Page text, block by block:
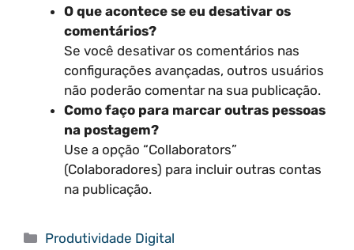
O que acontece se eu desativar os
comentários?
Se você desativar os comentários nas
configurações avançadas, outros usuários
não poderão comentar na sua publicação.
Como faço para marcar outras pessoas
na postagem?
Use a opção “Collaborators”
(Colaboradores) para incluir outras contas
na publicação.
Categorias
Produtividade Digital